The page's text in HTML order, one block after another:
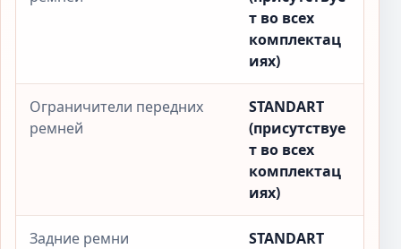
т во всех
комплектац
иях)
Ограничители передних
ремней
STANDART
(присутствуе
т во всех
комплектац
иях)
Задние ремни
STANDART